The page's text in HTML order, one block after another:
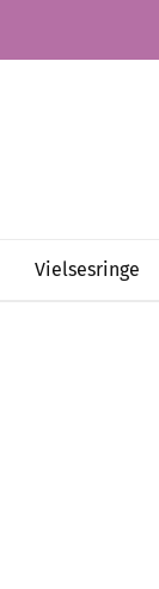
Vielsesringe